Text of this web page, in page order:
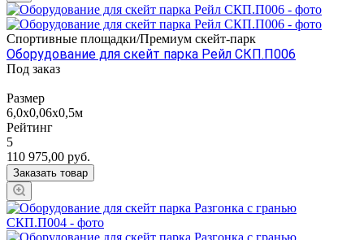
Спортивные площадки/Премиум скейт-парк
Оборудование для скейт парка Рейл СКП.П006
Под заказ
Размер
6,0х0,06х0,5м
Рейтинг
5
110 975,00 руб.
Заказать товар